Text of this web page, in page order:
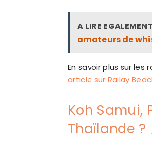
A LIRE
amateurs de
En savoir plus sur
article sur Railay
Koh Samui,
Thaïlande